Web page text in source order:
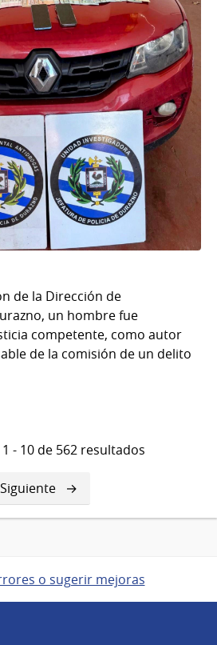
de la Dirección de
un hombre fue
competente, como autor
de la comisión de un delito
- 10 de 562 resultados
Siguiente
página
Siguiente
o sugerir mejoras